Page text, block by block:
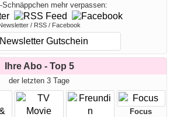
Schnäppchen mehr verpassen:
/ RSS / Facebook
Ihre Abo - Top 5
der letzten 3 Tage
Focus